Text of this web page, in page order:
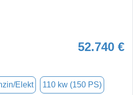
52.740 €
Elekt 110 kw (150 PS)